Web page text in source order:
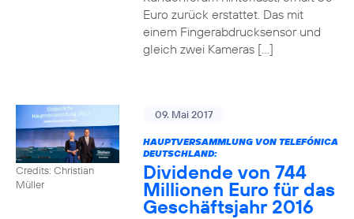
Euro zurück erstattet. Das mit
einem Fingerabdrucksensor und
gleich zwei Kameras […]
Credits: Christian
Müller
09. Mai 2017
HAUPTVERSAMMLUNG VON TELEFÓNICA
DEUTSCHLAND:
Dividende von 744
Millionen Euro für das
Geschäftsjahr 2016